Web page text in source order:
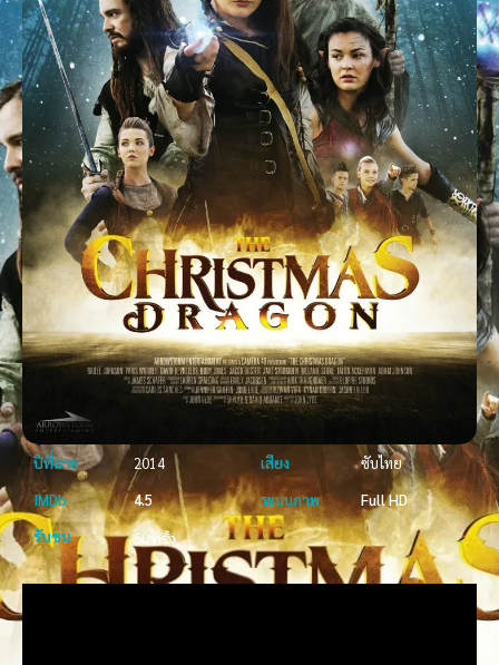
ปีที่ฉาย 2014 เสียง
ซับไทย
IMDb
4.5 ระบบภาพ
Full HD
รับชม
50 ครั้ง